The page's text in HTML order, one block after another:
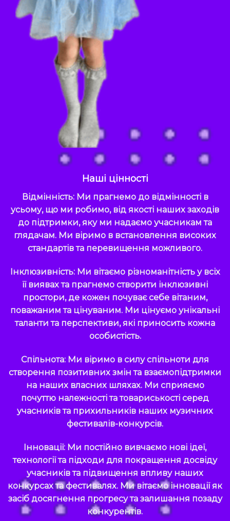
Наші цінності
Відмінність: Ми прагнемо до відмінності в
усьому, що ми робимо, від якості наших заходів
до підтримки, яку ми надаємо учасникам та
глядачам. Ми віримо в встановлення високих
стандартів та перевищення можливого.
Інклюзивність: Ми вітаємо різноманітність у всіх
її виявах та прагнемо створити інклюзивні
простори, де кожен почуває себе вітаним,
поважаним та цінуваним. Ми цінуємо унікальні
таланти та перспективи, які приносить кожна
особистість.
Спільнота: Ми віримо в силу спільноти для
створення позитивних змін та взаємопідтримки
на наших власних шляхах. Ми сприяємо
почуттю належності та товариськості серед
учасників та прихильників наших музичних
фестивалів-конкурсів.
Інновації: Ми постійно вивчаємо нові ідеї,
технології та підходи для покращення досвіду
учасників та підвищення впливу наших
конкурсах та фестивалях. Ми вітаємо інновації як
засіб досягнення прогресу та залишання позаду
конкурентів.